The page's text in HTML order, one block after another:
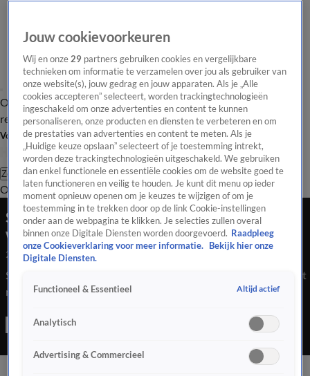
Overzicht Laatste nieuws Regionieuws Het beste van Hart
Tip de
redactie
Volg Hart van Nederland
Zoeken
OverzichtRegioUitzendingenWeerTip de redactiePanelVideo's
Suïcidale Charlotte staat al 804 dagen op een
wachtlijst en eist nu hulp van het kabinet
26 juli 2020, 10:27
Suïcidale Charlotte staat al 804 dagen op een wachtlijst en eist
nu hulp van het kabinet
Jouw cookievoorkeuren
Wij en onze29 partners gebruiken cookies en vergelijkbare
technieken om informatie te verzamelen over jou als gebruiker van
onze website(s), jouw gedrag en jouw apparaten. Als je „Alle
cookies accepteren” selecteert, worden trackingtechnologieën
ingeschakeld om onze advertenties en content te kunnen
personaliseren, onze producten en diensten te verbeteren en om
de prestaties van advertenties en content te meten. Als je
„Huidige keuze opslaan” selecteert of je toestemming intrekt,
worden deze trackingtechnologieën uitgeschakeld. We gebruiken
dan enkel functionele en essentiële cookies om de website goed te
laten functioneren en veilig te houden. Je kunt dit menu op ieder
moment opnieuw openen om je keuzes te wijzigen of om je
toestemming in te trekken door op de link Cookie-instellingen
onder aan de webpagina te klikken. Je selecties zullen overal
binnen onze Digitale Diensten worden doorgevoerd. Raadpleeg
onze Cookieverklaring voor meer informatie.
Bekijk hier onze
Digitale Diensten.
Functioneel & Essentieel Altijd actief
Analytisch
Advertising & Commercieel